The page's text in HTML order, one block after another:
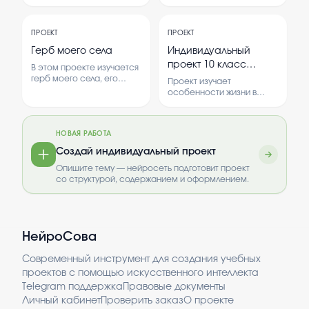
помогает понять, каким
образом история
воспринимается и что
можно изменить для
повышения интереса.
работе рассматриваются
последствия.
ПРОЕКТ
Герб моего села
В этом проекте изучается
герб моего села, его
ПРОЕКТ
Индивидуальный
проект 10 класс
история на тему
«Жизнь в тылу:
Проект изучает
особенности жизни в
Великой Отечественной
условия жизни, трудовые
достижения и роль тыла в
победе.
НОВАЯ РАБОТА
Создай индивидуальный проект
Опишите тему — нейросеть подготовит проект
со структурой, содержанием и оформлением.
НейроСова
Современный инструмент для создания учебных
проектов с помощью искусственного интеллекта
Telegram поддержка Правовые документы
Личный кабинетПроверить заказО проекте